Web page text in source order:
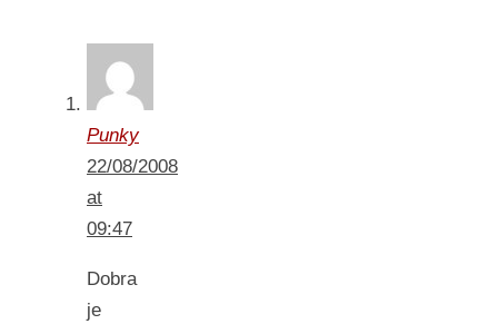
Punky
22/08/2008
at
09:47
Dobra
je